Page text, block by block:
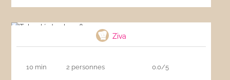
Ziva
10 min 2 personnes 0.0/5